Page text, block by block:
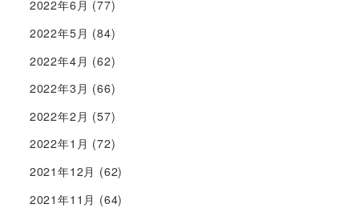
2022年6月 (77)
2022年5月 (84)
2022年4月 (62)
2022年3月 (66)
2022年2月 (57)
2022年1月 (72)
2021年12月 (62)
2021年11月 (64)